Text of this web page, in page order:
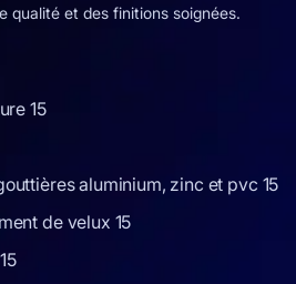
qualité et des finitions soignées.
15
aluminium, zinc et pvc 15
de velux 15